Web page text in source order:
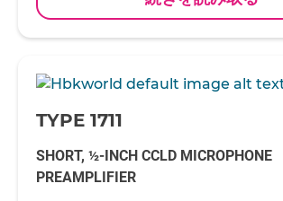
-
TYPE 1711
SHORT, ½-INCH CCLD MICROPHONE
PREAMPLIFIER